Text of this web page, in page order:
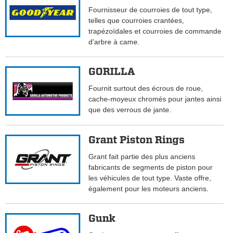
Fournisseur de courroies de tout type,
telles que courroies crantées,
trapézoïdales et courroies de commande
d'arbre à came.
GORILLA
Fournit surtout des écrous de roue,
cache-moyeux chromés pour jantes ainsi
que des verrous de jante.
Grant Piston Rings
Grant fait partie des plus anciens
fabricants de segments de piston pour
les véhicules de tout type. Vaste offre,
également pour les moteurs anciens.
Gunk